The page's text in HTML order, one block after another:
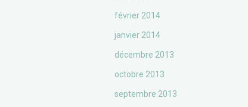
février 2014
janvier 2014
décembre 2013
octobre 2013
septembre 2013